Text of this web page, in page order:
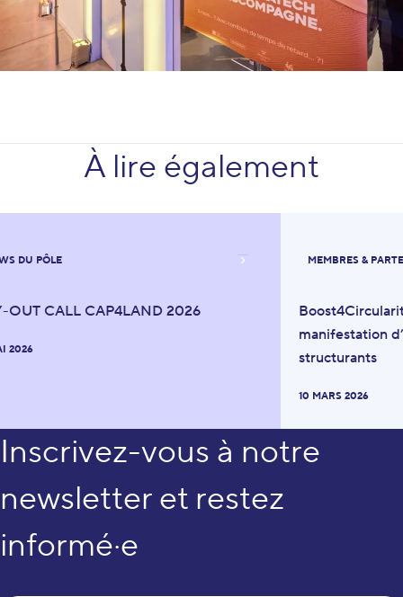
À lire également
OUT CALL CAP4LAND 2026
2026
DU PÔLE
manifestation
structurants
10 MARS 2026
MEMBRES &
Inscrivez-vous à notre
newsletter et restez
informé·e